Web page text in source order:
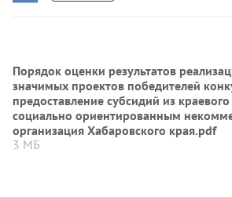
Порядок оценки результатов
значимых проектов победителей
предоставление субсидий из
социально ориентированным
организация Хабаровского края.pdf
3 МБ